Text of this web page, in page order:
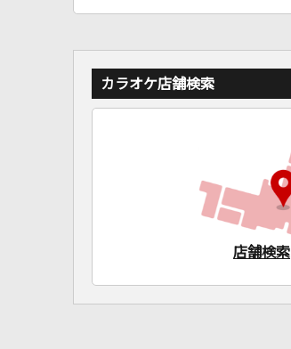
カラオケ店舗検索
店舗検索